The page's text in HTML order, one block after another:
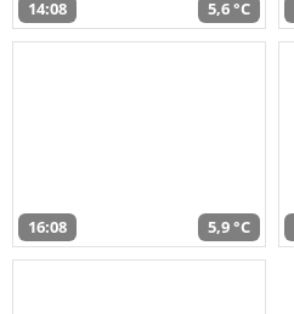
14:08 5,6 °C
16:08 5,9 °C